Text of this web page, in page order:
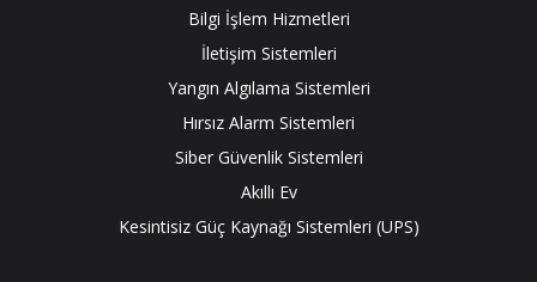
Bilgi İşlem Hizmetleri
İletişim Sistemleri
Yangın Algılama Sistemleri
Hırsız Alarm Sistemleri
Siber Güvenlik Sistemleri
Akıllı Ev
Kesintisiz Güç Kaynağı Sistemleri (UPS)